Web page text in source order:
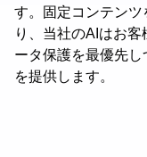
す。固定コンテン
り、当社のAIはお
ータ保護を最優先
を提供します。